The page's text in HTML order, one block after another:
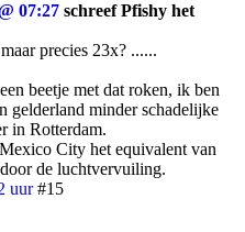
07:27 schreef Pfishy het
precies 23x? ......
beetje met dat roken, ik ben
gelderland minder schadelijke
in Rotterdam.
City het equivalent van
de luchtvervuiling.
uur #15